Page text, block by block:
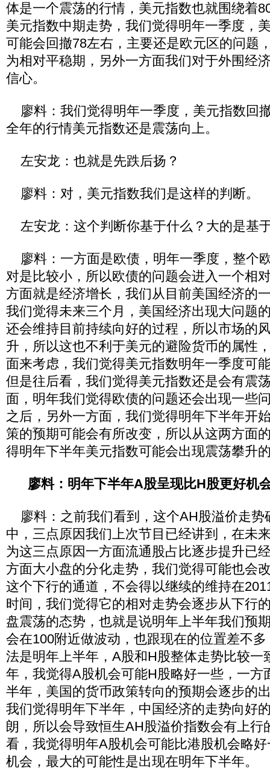
体是一个震荡的行情，美元指数也就围绕着
美元指数中期走势，我们觉得明年一季度，
可能会回撤78左右，主要还是欧元区的问题
为相对平稳期，另外一方面我们对于外围经
信心。
廖料：我们觉得明年一季度，美元指数回
全年的行情美元指数还是震荡向上。
左安龙：也就是先跌后扬？
廖料：对，美元指数我们是这样的判断。
左安龙：这个判断你基于什么？大的是基
廖料：一方面是欧债，明年一季度，整个
对是比较小，所以欧债的问题会进入一个相
方面就是经济增长，我们从目前美国经济的
我们觉得未来三个月，美国经济出现大问题
还会维持目前持续向好的过程，所以市场的
升，所以这也不利于美元的避险货币的属性
面来考虑，我们觉得美元指数明年一季度可
但是往后看，我们觉得美元指数还是会有震
面，明年我们觉得欧债的问题还会出现一些
之后，另外一方面，我们觉得明年下半年开
策的预期可能会有所改变，所以从这两方面
得明年下半年美元指数可能会出现震荡攀升
廖料：明年下半年A股呈现比H股更好机
廖料：之前我们看到，这个AH股溢价走势
中，三点原因我们上次节目已经讲到，在未
为这三点原因一方面流通股占比逐步提升已
方面大小盘的分化走势，我们觉得可能也会
这个下行的通道，不会得以继续的维持在
时间，我们觉得它的相对走势会逐步从下行
盘震荡的态势，也就是说明年上半年我们预
会在100附近做波动，也跟现在的位置差不
法是明年上半年，A股和H股整体走势比较一
年，我觉得A股机会可能H股略好一些，一方
半年，美国的货币政策转向的预期会逐步的
我们觉得明年下半年，中国经济的走势向好
朗，所以会导致恒生AH股溢价指数会有上行
看，我觉得明年A股机会可能比港股机会略
机会，最大的可能性是出现在明年下半年。